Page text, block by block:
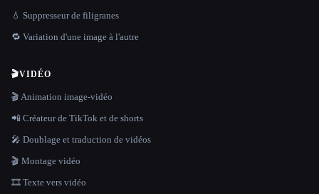
💧 Suppresseur de filigranes
🔁 Variation d'une image à l'autre
🎬VIDÉO
🎬 Animation image-vidéo
📲 Créateur de TikTok et de shorts
🎤 Doublage et traduction de vidéos
🎬 Montage vidéo
🎞️ Texte vers vidéo